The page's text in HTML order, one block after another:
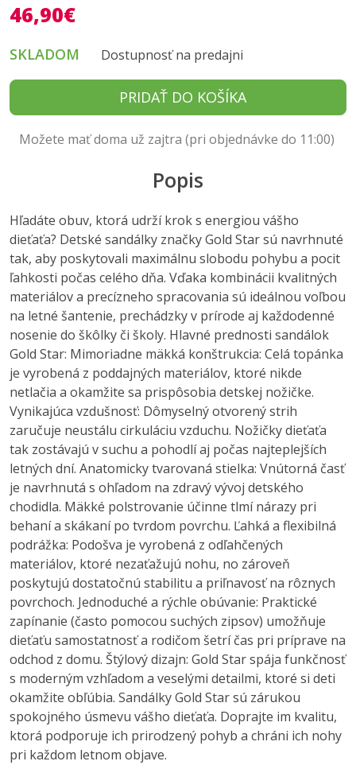
46,90€
SKLADOM Dostupnosť na predajni
PRIDAŤ DO KOŠÍKA
Možete mať doma už zajtra (pri objednávke do 11:00)
Popis
Hľadáte obuv, ktorá udrží krok s energiou vášho
dieťaťa? Detské sandálky značky Gold Star sú navrhnuté
tak, aby poskytovali maximálnu slobodu pohybu a pocit
ľahkosti počas celého dňa. Vďaka kombinácii kvalitných
materiálov a precízneho spracovania sú ideálnou voľbou
na letné šantenie, prechádzky v prírode aj každodenné
nosenie do škôlky či školy. Hlavné prednosti sandálok
Gold Star: Mimoriadne mäkká konštrukcia: Celá topánka
je vyrobená z poddajných materiálov, ktoré nikde
netlačia a okamžite sa prispôsobia detskej nožičke.
Vynikajúca vzdušnosť: Dômyselný otvorený strih
zaručuje neustálu cirkuláciu vzduchu. Nožičky dieťaťa
tak zostávajú v suchu a pohodlí aj počas najteplejších
letných dní. Anatomicky tvarovaná stielka: Vnútorná časť
je navrhnutá s ohľadom na zdravý vývoj detského
chodidla. Mäkké polstrovanie účinne tlmí nárazy pri
behaní a skákaní po tvrdom povrchu. Ľahká a flexibilná
podrážka: Podošva je vyrobená z odľahčených
materiálov, ktoré nezaťažujú nohu, no zároveň
poskytujú dostatočnú stabilitu a priľnavosť na rôznych
povrchoch. Jednoduché a rýchle obúvanie: Praktické
zapínanie (často pomocou suchých zipsov) umožňuje
dieťaťu samostatnosť a rodičom šetrí čas pri príprave na
odchod z domu. Štýlový dizajn: Gold Star spája funkčnosť
s moderným vzhľadom a veselými detailmi, ktoré si deti
okamžite obľúbia. Sandálky Gold Star sú zárukou
spokojného úsmevu vášho dieťaťa. Doprajte im kvalitu,
ktorá podporuje ich prirodzený pohyb a chráni ich nohy
pri každom letnom objave.